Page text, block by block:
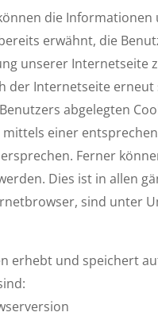
die
erwähnt, die
unserer Internetseite
der Internetseite
abgelegten
einer
Ferner
Dies ist in allen
sind unter
erhebt und speichert